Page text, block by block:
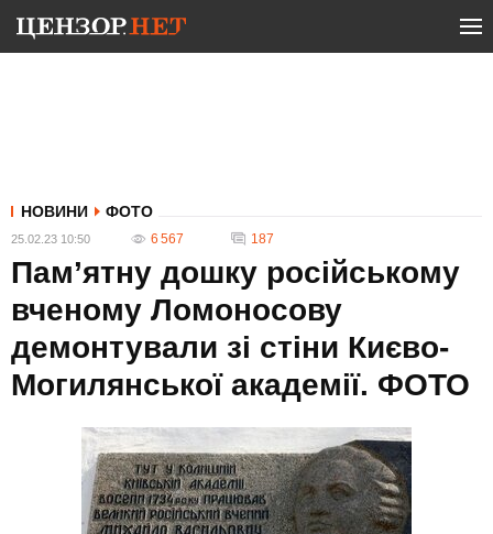
НОВИНИ ФОТО
25.02.23 10:50 6 567 187
Пам’ятну дошку російському
вченому Ломоносову
демонтували зі стіни Києво-
Могилянської академії. ФОТО